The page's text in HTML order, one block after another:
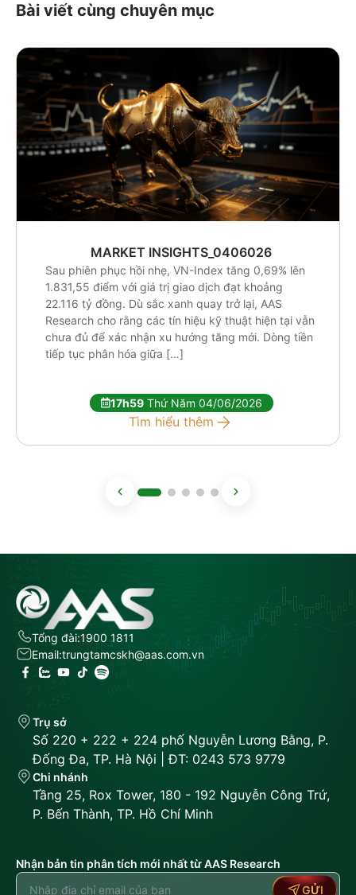
Bài viết cùng chuyên mục
MARKET INSIGHTS_0406026
Sau phiên phục hồi nhẹ, VN-Index tăng 0,69% lên
1.831,55 điểm với giá trị giao dịch đạt khoảng
22.116 tỷ đồng. Dù sắc xanh quay trở lại, AAS
Research cho rằng các tín hiệu kỹ thuật hiện tại vẫn
chưa đủ để xác nhận xu hướng tăng mới. Dòng tiền
tiếp tục phân hóa giữa […]
17h59Thứ Năm 04/06/2026
Tìm hiểu thêm
Tổng đài:1900 1811
Email:trungtamcskh@aas.com.vn
Trụ sở
Số 220 + 222 + 224 phố Nguyễn Lương Bằng, P.
Đống Đa, TP. Hà Nội | ĐT: 0243 573 9779
Chi nhánh
Tầng 25, Rox Tower, 180 - 192 Nguyễn Công Trứ,
P. Bến Thành, TP. Hồ Chí Minh
Nhận bản tin phân tích mới nhất từ AAS Research
GỬI